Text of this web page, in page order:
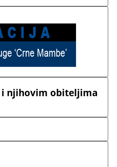
njihovim obiteljima